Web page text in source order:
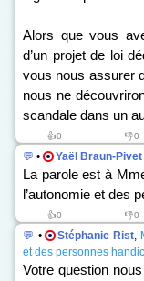
Alors que vous
d’un projet de loi
vous nous assurer
nous ne
scandale dans un
👍0 👎0
💬 • Yaël Braun-Pivet
La parole est à
l’autonomie et des
👍0 👎0
💬 • Stéphanie Rist,
et des personnes
Votre question